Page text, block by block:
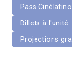
Pass Cinélatino
Billets à l'unité
Projections